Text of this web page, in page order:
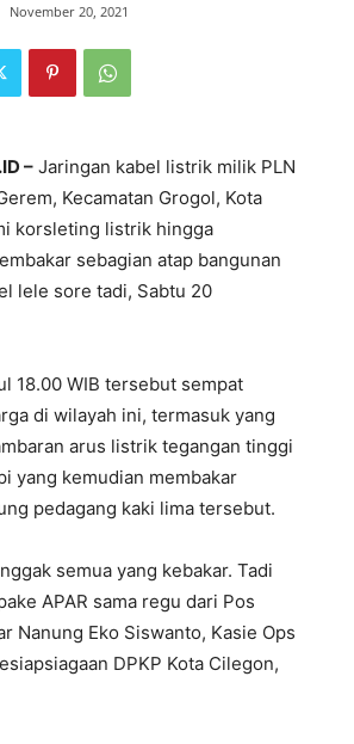
November 20, 2021
– Jaringan kabel listrik milik PLN
Kecamatan Grogol, Kota
korsleting listrik hingga
sebagian atap bangunan
lele sore tadi, Sabtu 20
18.00 WIB tersebut sempat
di wilayah ini, termasuk yang
arus listrik tegangan tinggi
yang kemudian membakar
pedagang kaki lima tersebut.
semua yang kebakar. Tadi
APAR sama regu dari Pos
Nanung Eko Siswanto, Kasie Ops
DPKP Kota Cilegon,